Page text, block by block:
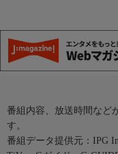
番組内容、放送時間など
す。
番組データ提供元：IPG